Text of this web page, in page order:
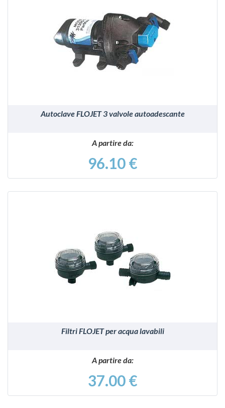
VEDI
Autoclave FLOJET 3 valvole autoadescante
A partire da:
96.10 €
VEDI
Filtri FLOJET per acqua lavabili
A partire da:
37.00 €